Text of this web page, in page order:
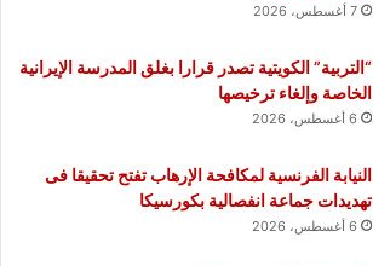
7 أغسطس، 2026
“التربية” الكويتية تصدر قرارا بغلق المدرسة الإيرانية
الخاصة وإلغاء ترخيصها
6 أغسطس، 2026
النيابة الفرنسية لمكافحة الإرهاب تفتح تحقيقا فى
تهديدات جماعة انفصالية بكورسيكا
6 أغسطس، 2026